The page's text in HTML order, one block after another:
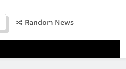
Random News